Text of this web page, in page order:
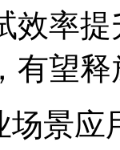
效率
有望
场景应